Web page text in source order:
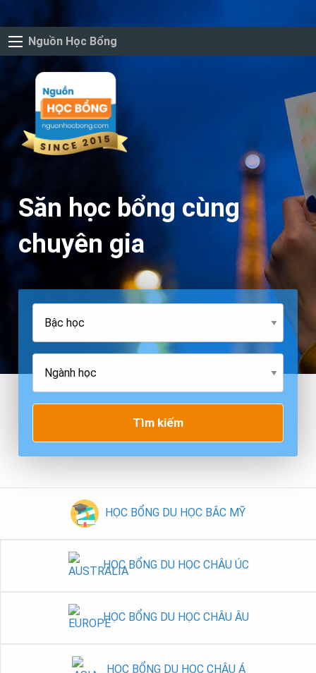
Nguồn Học Bổng
Săn học bổng cùng
chuyên gia
Tìm kiếm
HỌC BỔNG DU HỌC BẮC MỸ
HỌC BỔNG DU HỌC CHÂU ÚC
HỌC BỔNG DU HỌC CHÂU ÂU
HỌC BỔNG DU HỌC CHÂU Á